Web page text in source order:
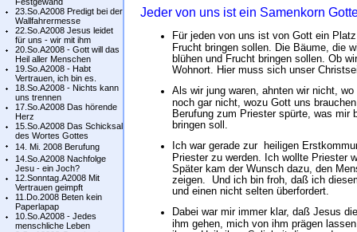
23.So.A2008 Predigt bei der
Wallfahrermesse
22.So.A2008 Jesus leidet
für uns - wir mit ihm
20.So.A2008 - Gott will das
Heil aller Menschen
19.So.A2008 - Habt
Vertrauen, ich bin es.
18.So.A2008 - Nichts kann
uns trennen
17.So.A2008 Das hörende
Herz
15.So.A2008 Das Schicksal
des Wortes Gottes
14. Mi. 2008 Berufung
14.So.A2008 Nachfolge
Jesu - ein Joch?
12.Sonntag.A2008 Mit
Vertrauen geimpft
11.Do.2008 Beten kein
Paperlapap
10.So.A2008 - Jedes
menschliche Leben
Jeder von uns ist ein Samenkorn
Für jeden von uns ist von Gott ein
Frucht bringen sollen. Die Bäume, die
blühen und Frucht bringen sollen. Ob
Wohnort. Hier muss sich unser
Als wir jung waren, ahnten wir nicht,
noch gar nicht, wozu Gott uns
Berufung zum Priester spürte, was mir
bringen soll.
Ich war gerade zur heiligen
Priester zu werden. Ich wollte Priester
Später kam der Wunsch dazu, den
zeigen. Und ich bin froh, daß ich
und einen nicht selten überfordert.
Dabei war mir immer klar, daß Jesus
ihm gehen, mich von ihm prägen